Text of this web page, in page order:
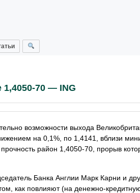
70 — ING
возможности выхода
на 0,1%, по 1,4141, вблизи
район 1,4050-70, прорыв
Банка Англии Марк Карни и
как повлияют (на денежно-